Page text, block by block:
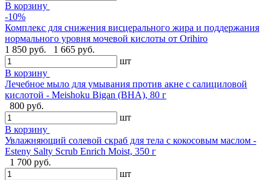
В корзину
-10%
Комплекс для снижения висцерального жира и поддержания
нормального уровня мочевой кислоты от Orihiro
1 850 руб.
1 665 руб.
шт
В корзину
Лечебное мыло для умывания против акне с салициловой
кислотой - Meishoku Bigan (BHA), 80 г
800 руб.
шт
В корзину
Увлажняющий солевой скраб для тела с кокосовым маслом -
Esteny Salty Scrub Enrich Moist, 350 г
1 700 руб.
шт